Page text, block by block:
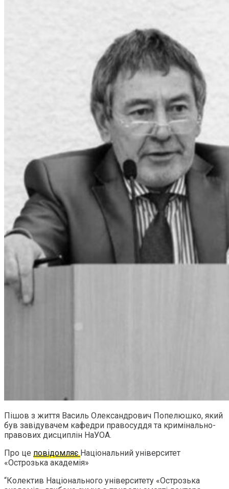
Пішов з життя Василь Олександрович Попелюшко, який
був завідувачем кафедри правосуддя та кримінально-
правових дисциплін НаУОА.
Про це повідомляєНаціональний університет
«Острозька академія»
“Колектив Національного університету «Острозька